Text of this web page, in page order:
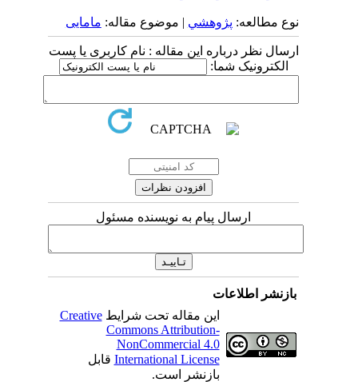
نوع مطالعه:پژوهشي| موضوع مقاله:مامایی
ارسال نظر درباره این مقاله : نام کاربری یا پست
الکترونیک شما:
ارسال پیام به نویسنده مسئول
بازنشر اطلاعات
این مقاله تحت شرایطCreative
Commons Attribution-
NonCommercial 4.0
International Licenseقابل
بازنشر است.